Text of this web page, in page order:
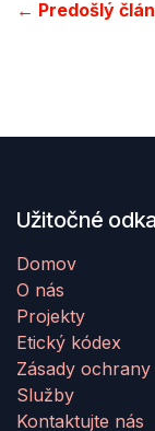
← Predošlý
Užitočné
Domov
O nás
Projekty
Etický kódex
Zásady
Služby
Kontaktujte nás